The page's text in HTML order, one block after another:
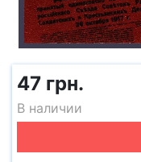
47 грн.
В наличии